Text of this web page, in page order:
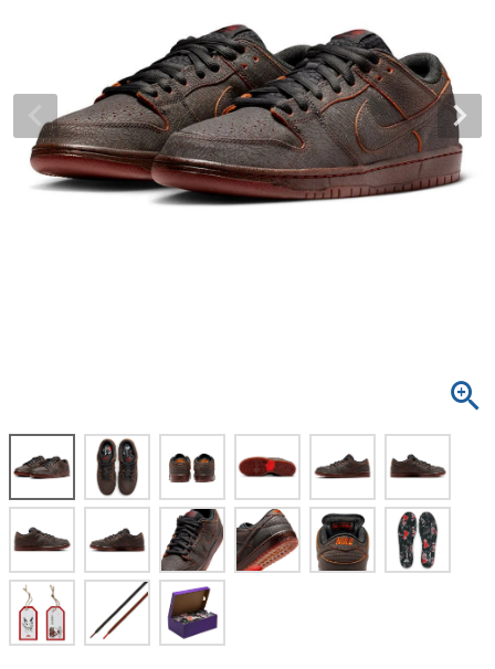
7.8inch
7.9inch
8.4inch
8.5inch
8.6inch
8.7inch
7.9inch
8.0inch
8.5inch
8.6inch
8.7inch
8.8inch
57mm
58mm
64mm
65mm
70mm
72mm
ボーンズ XF（エックスフォーミュラ）
ボーンズ STF（エスティーエフ）
パウエルペラルタ DF（ドラゴンフォーミュ
デッキテープ
ボルト
スケートケース・バッグ
メディア（雑誌・DVD・CD）
24.5cm
25cm
27.5cm
28cm
28.5cm
29cm
シューレース・その他
トレーナー・セーター
パンツ
ショーツ
ソックス
サイズの測り方
INFO
スケートパーク情報
プライバシーポリシー
特定商取引法に基づく表記